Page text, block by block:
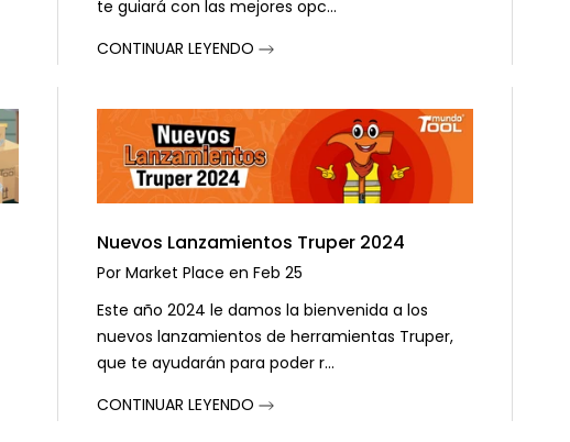
te guiará con las mejores opc...
CONTINUAR LEYENDO
Nuevos Lanzamientos Truper 2024
Por Market Place en Feb 25
Este año 2024 le damos la bienvenida a los
nuevos lanzamientos de herramientas Truper,
que te ayudarán para poder r...
CONTINUAR LEYENDO